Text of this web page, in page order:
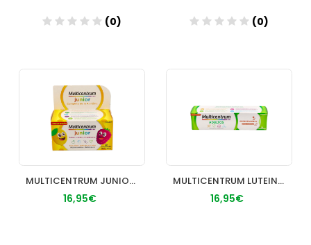
(0) (0)
MULTICENTRUM JUNIOR 30 COMP FRAMBUESA/LIMON
16,95€
MULTICENTRUM LUTEINA 20 COMPR EFERVNARANJA
16,95€